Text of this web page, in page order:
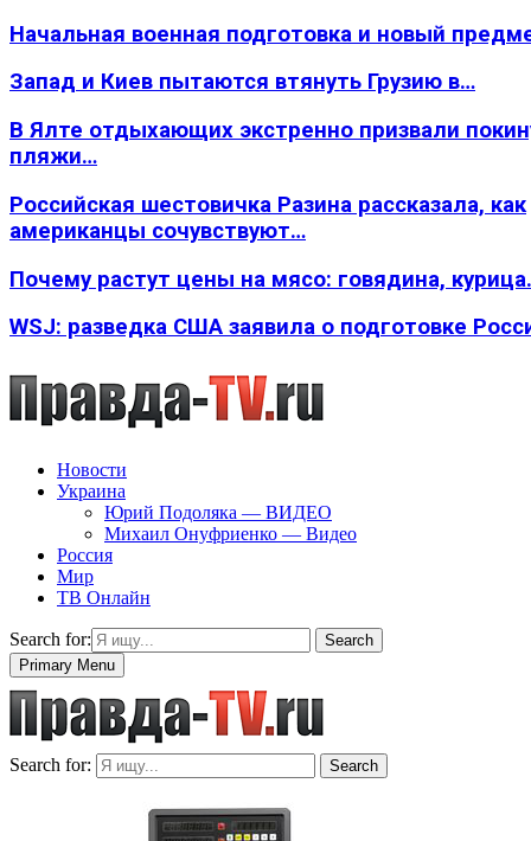
Начальная военная подготовка и новый
Запад и Киев пытаются втянуть Грузию в…
В Ялте отдыхающих экстренно призвали
пляжи…
Российская шестовичка Разина рассказала, как
американцы сочувствуют…
Почему растут цены на мясо: говядина,
WSJ: разведка США заявила о подготовке
Новости
Украина
Юрий Подоляка — ВИДЕО
Михаил Онуфриенко — Видео
Россия
Мир
ТВ Онлайн
Search for:
Search
Primary Menu
Search for: Search